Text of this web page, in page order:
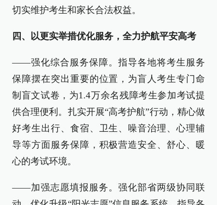
切实维护考生和家长合法权益。
四、以更实举措优化服务，全力护航平安高考
——强化综合服务保障。指导各地将考生服务
保障摆在突出重要的位置，为盲人考生专门命
制盲文试卷，为1.4万余名残障考生参加考试提
供合理便利。扎实开展“高考护航”行动，精心做
好考生出行、食宿、卫生、噪音治理、心理辅
导等方面服务保障，积极营造安全、舒心、暖
心的考试环境。
——加强志愿填报服务。强化部省两级协同联